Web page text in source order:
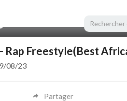
Rap Freestyle(Best
08/23
Partager